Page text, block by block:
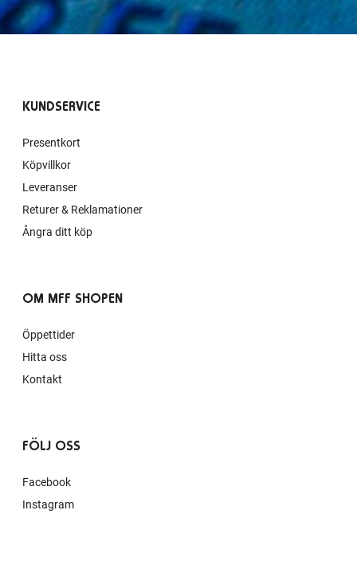
KUNDSERVICE
Presentkort
Köpvillkor
Leveranser
Returer & Reklamationer
Ångra ditt köp
OM MFF SHOPEN
Öppettider
Hitta oss
Kontakt
FÖLJ OSS
Facebook
Instagram